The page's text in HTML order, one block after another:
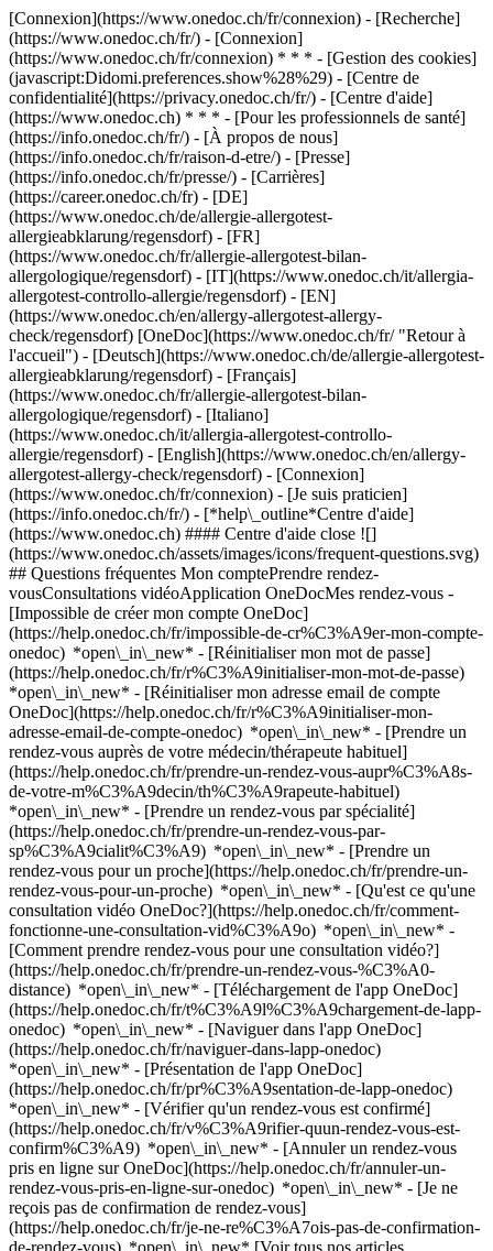
[Connexion](https://www.onedoc.ch/fr/connexion) - [Recherche]
(https://www.onedoc.ch/fr/) - [Connexion]
(https://www.onedoc.ch/fr/connexion) * * * - [Gestion des cookies]
(javascript:Didomi.preferences.show%28%29) - [Centre de
confidentialité](https://privacy.onedoc.ch/fr/) - [Centre d'aide]
(https://www.onedoc.ch) * * * - [Pour les professionnels de santé]
(https://info.onedoc.ch/fr/) - [À propos de nous]
(https://info.onedoc.ch/fr/raison-d-etre/) - [Presse]
(https://info.onedoc.ch/fr/presse/) - [Carrières]
(https://career.onedoc.ch/fr) - [DE]
(https://www.onedoc.ch/de/allergie-allergotest-
allergieabklarung/regensdorf) - [FR]
(https://www.onedoc.ch/fr/allergie-allergotest-bilan-
allergologique/regensdorf) - [IT](https://www.onedoc.ch/it/allergia-
allergotest-controllo-allergie/regensdorf) - [EN]
(https://www.onedoc.ch/en/allergy-allergotest-allergy-
check/regensdorf) [OneDoc](https://www.onedoc.ch/fr/ "Retour à
l'accueil") - [Deutsch](https://www.onedoc.ch/de/allergie-allergotest-
allergieabklarung/regensdorf) - [Français]
(https://www.onedoc.ch/fr/allergie-allergotest-bilan-
allergologique/regensdorf) - [Italiano]
(https://www.onedoc.ch/it/allergia-allergotest-controllo-
allergie/regensdorf) - [English](https://www.onedoc.ch/en/allergy-
allergotest-allergy-check/regensdorf) - [Connexion]
(https://www.onedoc.ch/fr/connexion) - [Je suis praticien]
(https://info.onedoc.ch/fr/) - [*help\_outline*Centre d'aide]
(https://www.onedoc.ch) #### Centre d'aide close ![]
(https://www.onedoc.ch/assets/images/icons/frequent-questions.svg)
## Questions fréquentes Mon comptePrendre rendez-
vousConsultations vidéoApplication OneDocMes rendez-vous -
[Impossible de créer mon compte OneDoc]
(https://help.onedoc.ch/fr/impossible-de-cr%C3%A9er-mon-compte-
onedoc) *open\_in\_new* - [Réinitialiser mon mot de passe]
(https://help.onedoc.ch/fr/r%C3%A9initialiser-mon-mot-de-passe)
*open\_in\_new* - [Réinitialiser mon adresse email de compte
OneDoc](https://help.onedoc.ch/fr/r%C3%A9initialiser-mon-
adresse-email-de-compte-onedoc) *open\_in\_new* - [Prendre un
rendez-vous auprès de votre médecin/thérapeute habituel]
(https://help.onedoc.ch/fr/prendre-un-rendez-vous-aupr%C3%A8s-
de-votre-m%C3%A9decin/th%C3%A9rapeute-habituel)
*open\_in\_new* - [Prendre un rendez-vous par spécialité]
(https://help.onedoc.ch/fr/prendre-un-rendez-vous-par-
sp%C3%A9cialit%C3%A9) *open\_in\_new* - [Prendre un
rendez-vous pour un proche](https://help.onedoc.ch/fr/prendre-un-
rendez-vous-pour-un-proche) *open\_in\_new* - [Qu'est ce qu'une
consultation vidéo OneDoc?](https://help.onedoc.ch/fr/comment-
fonctionne-une-consultation-vid%C3%A9o) *open\_in\_new* -
[Comment prendre rendez-vous pour une consultation vidéo?]
(https://help.onedoc.ch/fr/prendre-un-rendez-vous-%C3%A0-
distance) *open\_in\_new* - [Téléchargement de l'app OneDoc]
(https://help.onedoc.ch/fr/t%C3%A9l%C3%A9chargement-de-lapp-
onedoc) *open\_in\_new* - [Naviguer dans l'app OneDoc]
(https://help.onedoc.ch/fr/naviguer-dans-lapp-onedoc)
*open\_in\_new* - [Présentation de l'app OneDoc]
(https://help.onedoc.ch/fr/pr%C3%A9sentation-de-lapp-onedoc)
*open\_in\_new* - [Vérifier qu'un rendez-vous est confirmé](https://help.onedoc.ch/fr/v%C3%A9rifier-quun-rendez-vous-est-confirm%C3%A9) *open\_in\_new* - [Annuler un rendez-vous pris en ligne sur OneDoc](https://help.onedoc.ch/fr/annuler-un-rendez-vous-pris-en-ligne-sur-onedoc) *open\_in\_new* - [Je ne reçois pas de confirmation de rendez-vous](https://help.onedoc.ch/fr/je-ne-re%C3%A7ois-pas-de-confirmation-de-rendez-vous) *open\_in\_new* [Voir tous nos articles *open\_in\_new*](https://help.onedoc.ch/fr/) close ## Modifier votre recherche ![Maison avec un signe plus annonçant qu’une consultation peut être effectuée sur place](https://www.onedoc.ch/assets/images/icons/on-site.svg) Sur place ![Caméra avec un symbole lecture annonçant qu’une consultation peut être effectuée à distance en vidéo](https://www.onedoc.ch/assets/images/icons/remote.svg) À distance Rechercher #### Spécialités #### Praticiens #### Établissements edit Allergie | AllergoTest | Bilan allergologique à Regensdorf tune Filtrer par Nouveaux patients*keyboard\_arrow\_down* - Acceptés*check\_circle* Langue parlée*keyboard\_arrow\_down* - Albanais*check\_circle* - Allemand*check\_circle* - Anglais*check\_circle* - Bosniaque*check\_circle* - Bulgare*check\_circle* - Croate*check\_circle* - Espagnol*check\_circle* - Français*check\_circle* - Grec*check\_circle* - Hongrois*check\_circle* - Italien*check\_circle* - Kurde*check\_circle* - Lituanien*check\_circle* - Macédonien*check\_circle* - Norvégien*check\_circle* - Persan*check\_circle* - Polonais*check\_circle* - Portugais*check\_circle* - Romanche*check\_circle* - Russe*check\_circle* - Serbe*check\_circle* - Suédois*check\_circle* - Tchèque*check\_circle* - Turc*check\_circle* - Turkmène*check\_circle* - Ukrainien*check\_circle* - Vietnamien*check\_circle* Sexe*keyboard\_arrow\_down* - Femme*check\_circle* - Homme*check\_circle* Réseau*keyboard\_arrow\_down* - IfA*check\_circle* - Amavita*check\_circle* - Coop Vitality*check\_circle* - doccare*check\_circle* - Zürcher Gesundheitsnetz*check\_circle* - Medbase*check\_circle* - hawa - Haus-und Kinderärzte*check\_circle* Disponibilité*keyboard\_arrow\_down* - Disponible aujourdhui*check\_circle* - Dans les 3 prochains jours*check\_circle* - Dans les 7 prochains jours*check\_circle* - Dans les 14 prochains jours*check\_circle* # __Allergie | AllergoTest | Bilan allergologique__ à __Regensdorf__: prenez rendez-vous en ligne aujourd'hui ## 3 résultats à Regensdorf [![Dipl. med. Kamilla Guedada, médecin praticien à Regensdorf](https://assets.onedoc.ch/images/users/0c590dde831fa3271146fa63ef032e74e3e647610ecba5ba0c2320c4491f9cf0-small.png "Dipl. med. Kamilla Guedada, médecin praticien à Regensdorf")](https://www.onedoc.ch/fr/medecin-generaliste/regensdorf/pc2or/dipl-med-kamilla-guedada) ### [Dipl. med. Kamilla Guedada](https://www.onedoc.ch/fr/medecin-generaliste/regensdorf/pc2or/dipl-med-kamilla-guedada) ![Badge indiquant un profil vérifié](https://www.onedoc.ch/assets/images/icons/checkmark.svg) [Médecin praticien](https://www.onedoc.ch/fr/medecin-generaliste/regensdorf) [Arztpraxis beim Gemeindehaus](https://www.onedoc.ch/fr/cabinet-medical/regensdorf/eq6l/arztpraxis-beim-gemeindehaus) Stationsstrasse 20 8105 Regensdorf ![Icône patient avec un signe plus annonçant que le professionnel accepte de nouveaux patients](https://www.onedoc.ch/assets/images/icons/new-patients.svg)Accepte les nouveaux patients [Réserver un RDV](https://www.onedoc.ch/fr/medecin-generaliste/regensdorf/pc2or/dipl-med-kamilla-guedada) Expertises: Allergie | AllergoTest | Bilan allergologique, [Prévention cardio-vasculaire | CardioCheck | CardioTest](https://www.onedoc.ch/fr/prevention-cardio-vasculaire-cardiocheck-cardiotest/regensdorf), [Céphalée et migraine](https://www.onedoc.ch/fr/cephalee-et-migraine/regensdorf), [Conseil aux voyageurs](https://www.onedoc.ch/fr/conseil-aux-voyageurs/regensdorf), [Check-up | bilan de santé](https://www.onedoc.ch/fr/check-up-bilan-de-sante/regensdorf), [Grippe | Symptômes de la grippe | Rhume](https://www.onedoc.ch/fr/grippe-symptomes-de-la-grippe-rhume/regensdorf)Voir plus *chevron\_left* lun. 03 août *chevron\_right* Voir plus de rendez-vous *error\_outline* Une erreur s'est produite lors du chargement des disponibilités [Réessayer](https://www.onedoc.ch) Expertises: Allergie | AllergoTest | Bilan allergologique, [Prévention cardio-vasculaire | CardioCheck | CardioTest](https://www.onedoc.ch/fr/prevention-cardio-vasculaire-cardiocheck-cardiotest/regensdorf), [Céphalée et migraine](https://www.onedoc.ch/fr/cephalee-et-migraine/regensdorf), [Conseil aux voyageurs](https://www.onedoc.ch/fr/conseil-aux-voyageurs/regensdorf), [Check-up | bilan de santé](https://www.onedoc.ch/fr/check-up-bilan-de-sante/regensdorf), [Grippe | Symptômes de la grippe | Rhume](https://www.onedoc.ch/fr/grippe-symptomes-de-la-grippe-rhume/regensdorf)Voir plus [![Dr. med. Sasa Schneider, spécialiste en médecine interne générale à Regensdorf](https://assets.onedoc.ch/images/users/895fd3859f3770b55c08b4959a46b3493964ee9f3838d5c998518d81c6009e70-small.jpg "Dr. med. Sasa Schneider, spécialiste en médecine interne générale à Regensdorf")](https://www.onedoc.ch/fr/specialiste-en-medecine-interne-generale/regensdorf/pcq8s/dr-med-sasa-schneider) ### [Dr. med. Sasa Schneider](https://www.onedoc.ch/fr/specialiste-en-medecine-interne-generale/regensdorf/pcq8s/dr-med-sasa-schneider) ![Badge indiquant un profil vérifié](https://www.onedoc.ch/assets/images/icons/checkmark.svg) [Spécialiste en médecine interne générale](https://www.onedoc.ch/fr/specialiste-en-medecine-interne-generale/regensdorf) [Arztpraxis beim Gemeindehaus](https://www.onedoc.ch/fr/cabinet-medical/regensdorf/eq6l/arztpraxis-beim-gemeindehaus) Stationsstrasse 20 8105 Regensdorf ![Icône patient avec un signe plus annonçant que le professionnel accepte de nouveaux patients](https://www.onedoc.ch/assets/images/icons/new-patients.svg)Accepte les nouveaux patients [Réserver un RDV](https://www.onedoc.ch/fr/specialiste-en-medecine-interne-generale/regensdorf/pcq8s/dr-med-sasa-schneider) Expertises: Allergie | AllergoTest | Bilan allergologique, [Prévention cardio-vasculaire | CardioCheck | CardioTest](https://www.onedoc.ch/fr/prevention-cardio-vasculaire-cardiocheck-cardiotest/regensdorf), [Céphalée et migraine](https://www.onedoc.ch/fr/cephalee-et-migraine/regensdorf), [Examen médical d'aptitude au travail de nuit](https://www.onedoc.ch/fr/examen-medical-d-aptitude-au-travail-de-nuit/regensdorf), [Évaluation préopératoire](https://www.onedoc.ch/fr/evaluation-preoperatoire/regensdorf), [Conseil aux voyageurs](https://www.onedoc.ch/fr/conseil-aux-voyageurs/regensdorf), [Maladies Sexuellement Transmissibles | Infections Sexuellement Transmissibles (MST/IST)](https://www.onedoc.ch/fr/maladies-sexuellement-transmissibles-infections-sexuellement-transmissibles-mst-ist/regensdorf), [Contrôle médical permis de conduire NIVEAU 1](https://www.onedoc.ch/fr/controle-medical-permis-de-conduire-niveau-1/regensdorf), [Infection urinaire | Cystite](https://www.onedoc.ch/fr/infection-urinaire-cystite/regensdorf)Voir plus *chevron\_left* lun. 03 août *chevron\_right* Voir plus de rendez-vous *error\_outline* Une erreur s'est produite lors du chargement des disponibilités [Réessayer](https://www.onedoc.ch) Expertises: Allergie | AllergoTest | Bilan allergologique, [Prévention cardio-vasculaire | CardioCheck | CardioTest](https://www.onedoc.ch/fr/prevention-cardio-vasculaire-cardiocheck-cardiotest/regensdorf), [Céphalée et migraine](https://www.onedoc.ch/fr/cephalee-et-migraine/regensdorf), [Examen médical d'aptitude au travail de nuit](https://www.onedoc.ch/fr/examen-medical-d-aptitude-au-travail-de-nuit/regensdorf), [Évaluation préopératoire](https://www.onedoc.ch/fr/evaluation-preoperatoire/regensdorf), [Conseil aux voyageurs](https://www.onedoc.ch/fr/conseil-aux-voyageurs/regensdorf), [Maladies Sexuellement Transmissibles | Infections Sexuellement Transmissibles (MST/IST)](https://www.onedoc.ch/fr/maladies-sexuellement-transmissibles-infections-sexuellement-transmissibles-mst-ist/regensdorf), [Contrôle médical permis de conduire NIVEAU 1](https://www.onedoc.ch/fr/controle-medical-permis-de-conduire-niveau-1/regensdorf), [Infection urinaire | Cystite](https://www.onedoc.ch/fr/infection-urinaire-cystite/regensdorf)Voir plus [![Amavita Regensdorf, pharmacie à Regensdorf](https://assets.onedoc.ch/images/entities/5921a66a270c2fd44c0f16d1e4fea3833711c9f88fc63ba162e42ddc33161596-small.png "Amavita Regensdorf, pharmacie à Regensdorf")](https://www.onedoc.ch/fr/pharmacie/regensdorf/e4u2/amavita-regensdorf) ### [Amavita Regensdorf](https://www.onedoc.ch/fr/pharmacie/regensdorf/e4u2/amavita-regensdorf) ![Badge indiquant un profil vérifié](https://www.onedoc.ch/assets/images/icons/checkmark.svg) Pharmacie Im Zentrum 1 8105 Regensdorf ![Icône patient avec un signe plus annonçant que le professionnel accepte de nouveaux patients](https://www.onedoc.ch/assets/images/icons/new-patients.svg)Accepte les nouveaux patients [Réserver un RDV](https://www.onedoc.ch/fr/pharmacie/regensdorf/e4u2/amavita-regensdorf) ## __Allergie | AllergoTest | Bilan allergologique__: d'autres spécialistes sont réservables en ligne dans les environs de __Regensdorf__ [![Amavita Oberengstringen, pharmacie à Oberengstringen](https://assets.onedoc.ch/images/entities/9c8c41b513cb3db393096d0483fe8b32266c5742f88b1cc8c7432b622814c0ee-small.png "Amavita Oberengstringen, pharmacie à Oberengstringen")](https://www.onedoc.ch/fr/pharmacie/oberengstringen/e4u1/amavita-oberengstringen) ### [Amavita Oberengstringen](https://www.onedoc.ch/fr/pharmacie/oberengstringen/e4u1/amavita-oberengstringen) ![Badge indiquant un profil vérifié](https://www.onedoc.ch/assets/images/icons/checkmark.svg) Pharmacie Im Zentrum 1 8102 Oberengstringen ![Icône patient avec un signe plus annonçant que le professionnel accepte de nouveaux patients